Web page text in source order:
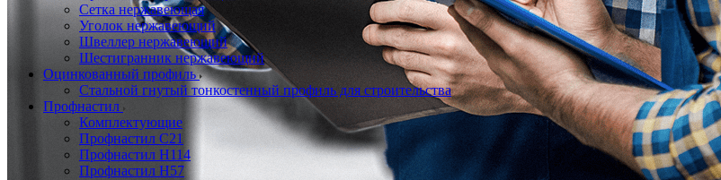
Сетка нержавеющая
Уголок нержавеющий
Швеллер нержавеющий
Шестигранник нержавеющий
Оцинкованный профиль
Стальной гнутый тонкостенный профиль для строительства
Профнастил
Комплектующие
Профнастил C21
Профнастил Н114
Профнастил Н57